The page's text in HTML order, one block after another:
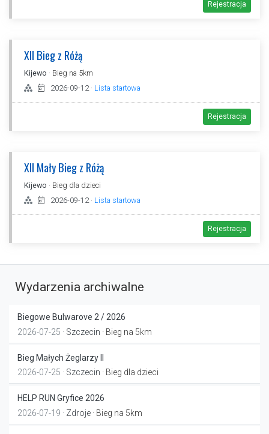
Rejestracja
XII Bieg z Różą
Kijewo · Bieg na 5km
2026-09-12· Lista startowa
Rejestracja
XII Mały Bieg z Różą
Kijewo · Bieg dla dzieci
2026-09-12· Lista startowa
Rejestracja
Wydarzenia archiwalne
Biegowe Bulwarove 2 / 2026
2026-07-25 · Szczecin · Bieg na 5km
Bieg Małych Żeglarzy II
2026-07-25 · Szczecin · Bieg dla dzieci
HELP RUN Gryfice 2026
2026-07-19 · Zdroje · Bieg na 5km